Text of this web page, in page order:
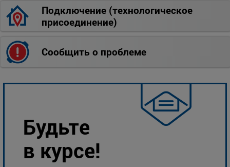
Подключение (технологическое
присоединение)
Сообщить о проблеме
Будьте
в курсе!